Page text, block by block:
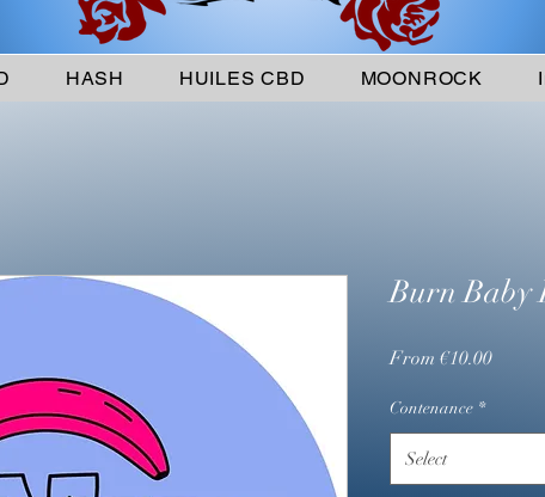
HASH HUILES CBD MOONROCK
Burn Baby
From €10.00Sale
Contenance *
Select